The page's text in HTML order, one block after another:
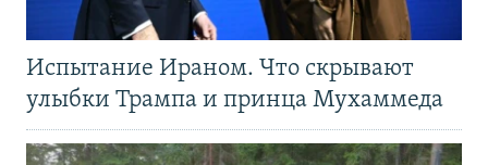
Испытание Ираном. Что скрывают
улыбки Трампа и принца Мухаммеда